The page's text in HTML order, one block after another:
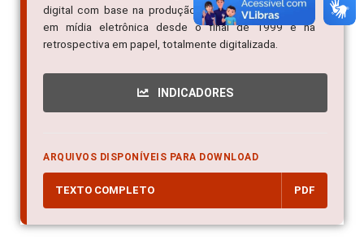
digital com base na produção científica atual, gerada
em mídia eletrônica desde o final de 1999 e na
retrospectiva em papel, totalmente digitalizada.
INDICADORES
ARQUIVOS DISPONÍVEIS PARA DOWNLOAD
TEXTO COMPLETO PDF